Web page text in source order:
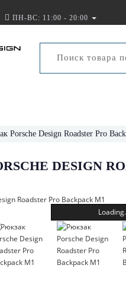
ПН-ВС: 11:00 - 20:00
Porsche Design Roadster Pro
DESIGN